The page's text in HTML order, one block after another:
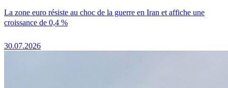
La zone euro résiste au choc de la guerre en Iran et affiche une
croissance de 0,4 %
30.07.2026